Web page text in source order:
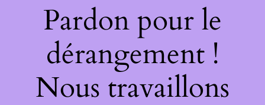
Pardon pour le
dérangement !
Nous travaillons